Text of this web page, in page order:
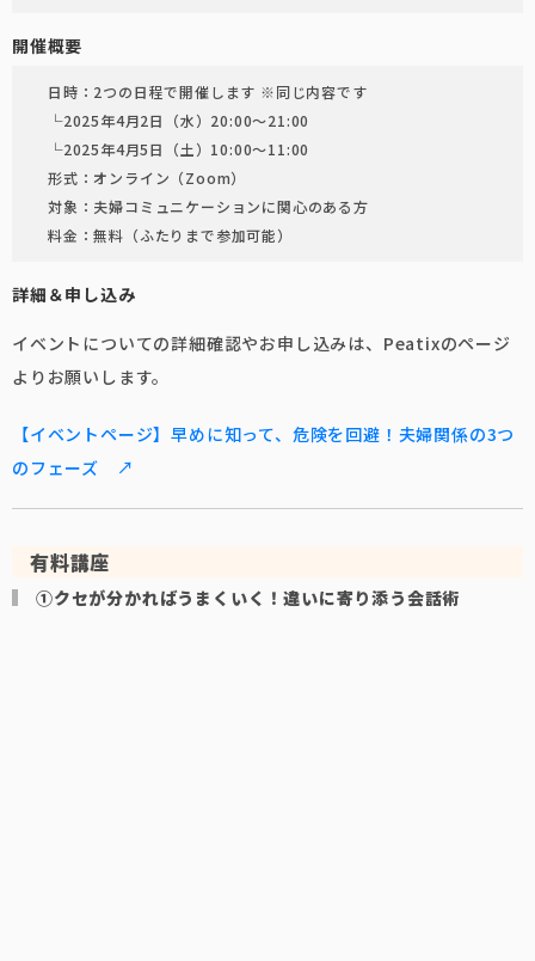
開催概要
日時：2つの日程で開催します ※同じ内容です
└2025年4月2日（水）20:00〜21:00
└2025年4月5日（土）10:00〜11:00
形式：オンライン（Zoom）
対象：夫婦コミュニケーションに関心のある方
料金：無料（ふたりまで参加可能）
詳細＆申し込み
イベントについての詳細確認やお申し込みは、Peatixのページ
よりお願いします。
【イベントページ】早めに知って、危険を回避！夫婦関係の3つ
のフェーズ ↗
有料講座
①クセが分かればうまくいく！違いに寄り添う会話術